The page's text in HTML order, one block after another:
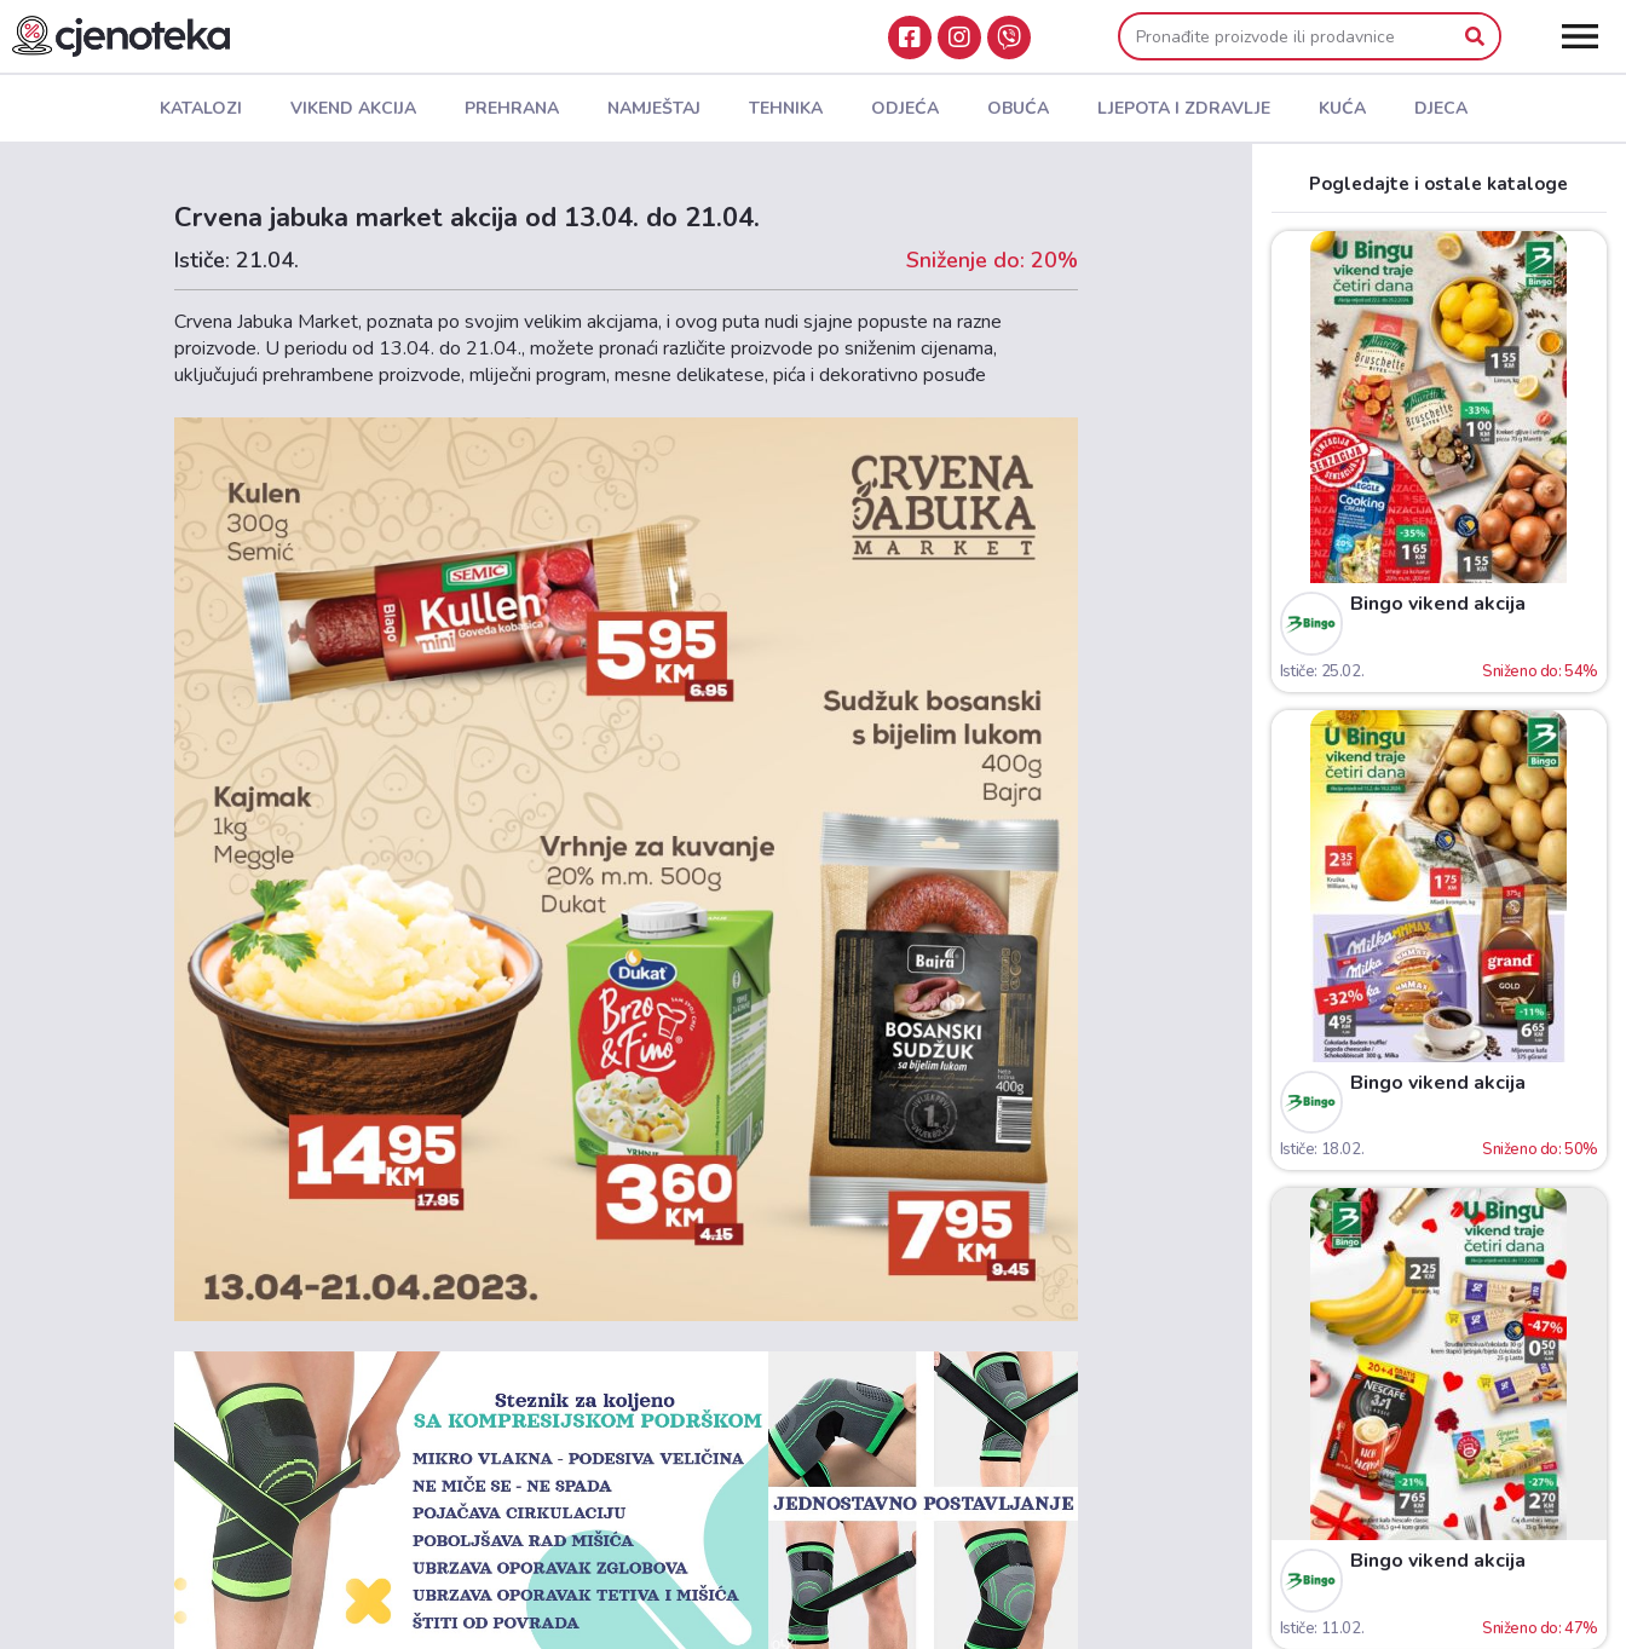
KATALOZI VIKEND AKCIJA PREHRANA NAMJEŠTAJ TEHNIKA ODJEĆA OBUĆA LJEPOTA I ZDRAVLJE KUĆA DJECA
Crvena jabuka market akcija od 13.04. do 21.04.
Ističe: 21.04. Sniženje do: 20%
Crvena Jabuka Market, poznata po svojim velikim akcijama, i ovog puta nudi sjajne popuste na razne
proizvode. U periodu od 13.04. do 21.04., možete pronaći različite proizvode po sniženim cijenama,
uključujući prehrambene proizvode, mliječni program, mesne delikatese, pića i dekorativno posuđe
Pogledajte i ostale kataloge
Bingo vikend akcija
Ističe: 25.02. Sniženo do: 54%
Bingo vikend akcija
Ističe: 18.02. Sniženo do: 50%
Bingo vikend akcija
Ističe: 11.02. Sniženo do: 47%